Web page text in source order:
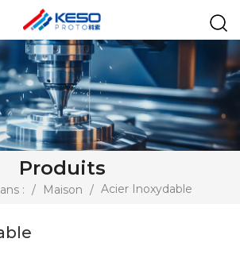
Produits
: / Maison / Acier Inoxydable